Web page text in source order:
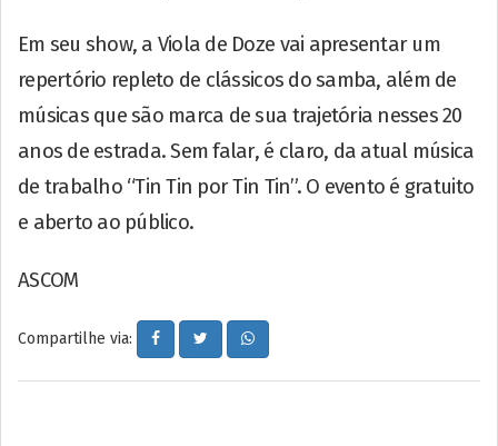
Em seu show, a Viola de Doze vai apresentar um
repertório repleto de clássicos do samba, além de
músicas que são marca de sua trajetória nesses 20
anos de estrada. Sem falar, é claro, da atual música
de trabalho “Tin Tin por Tin Tin”. O evento é gratuito
e aberto ao público.
ASCOM
Compartilhe via: